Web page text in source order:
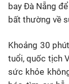
bay Đà Nẵng
bất thường về
Khoảng 30
tuổi, quốc tịch
sức khỏe